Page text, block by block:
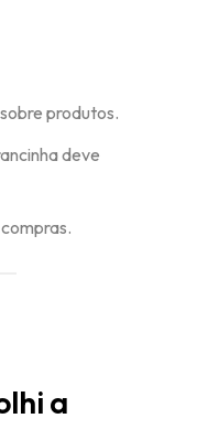
produtos.
deve
a